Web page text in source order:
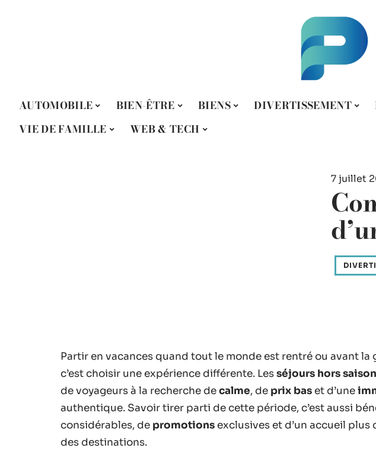
AUTOMOBILE BIEN-ÊTRE BIENS DIVERTISSEMENT
VIE DE FAMILLE
WEB & TECH
7 juillet
Partir en vacances quand tout le monde est rentré ou avant la
c’est choisir une expérience différente. Lesséjours hors saison
de voyageurs à la recherche decalme, de prix bas et d’une
authentique. Savoir tirer parti de cette période, c’est aussi
considérables, de promotions exclusives et d’un accueil
des destinations.